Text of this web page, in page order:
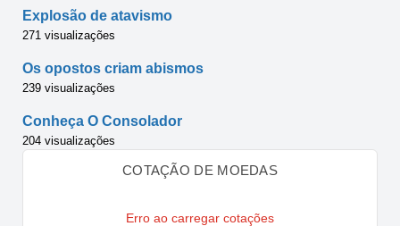
Explosão de atavismo
271 visualizações
Os opostos criam abismos
239 visualizações
Conheça O Consolador
204 visualizações
COTAÇÃO DE MOEDAS
Erro ao carregar cotações